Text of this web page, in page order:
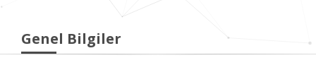
Genel Bilgiler